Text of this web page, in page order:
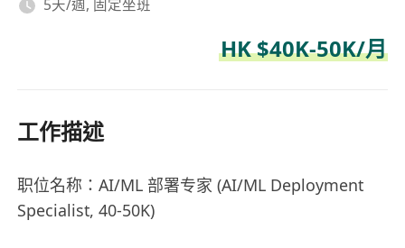
5天/週, 固定坐班
HK $40K-50K/月
工作描述
职位名称：AI/ML 部署专家 (AI/ML Deployment
Specialist, 40-50K)